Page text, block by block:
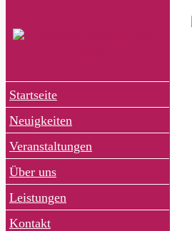
springen
Startseite
Neuigkeiten
Veranstaltungen
Über uns
Leistungen
Kontakt